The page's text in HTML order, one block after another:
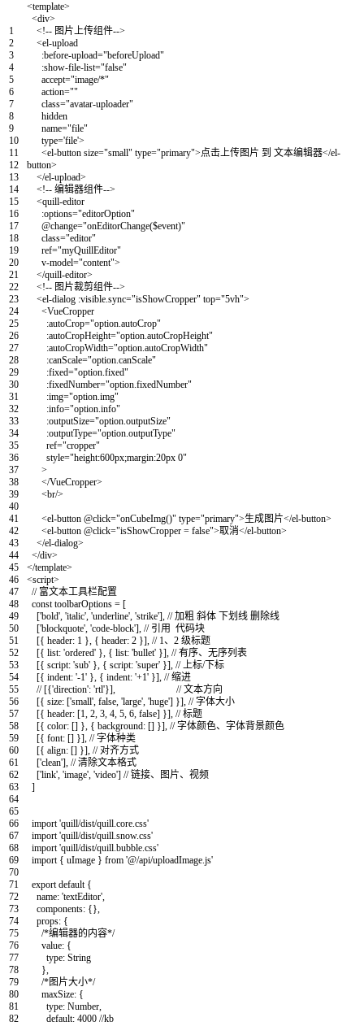
1
2
3
4
5
6
7
8
9
10
11
12
13
14
15
16
17
18
19
20
21
22
23
24
25
26
27
28
29
30
31
32
33
34
35
36
37
38
39
40
41
42
43
44
45
46
47
48
49
50
51
52
53
54
55
56
57
58
59
60
61
62
63
64
65
66
67
68
69
70
71
72
73
74
75
76
77
78
79
80
81
82
<template>
<div>
<!-- 图片上传组件-->
<el-upload
:before-upload="beforeUpload"
:show-file-list="false"
accept="image/*"
action=""
class="avatar-uploader"
hidden
name="file"
type='file'>
<el-button size="small" type="primary">点击上传图片 到 文本编辑器</el-
button>
</el-upload>
<!-- 编辑器组件-->
<quill-editor
:options="editorOption"
@change="onEditorChange($event)"
class="editor"
ref="myQuillEditor"
v-model="content">
</quill-editor>
<!-- 图片裁剪组件-->
<el-dialog :visible.sync="isShowCropper" top="5vh">
<VueCropper
:autoCrop="option.autoCrop"
:autoCropHeight="option.autoCropHeight"
:autoCropWidth="option.autoCropWidth"
:canScale="option.canScale"
:fixed="option.fixed"
:fixedNumber="option.fixedNumber"
:img="option.img"
:info="option.info"
:outputSize="option.outputSize"
:outputType="option.outputType"
ref="cropper"
style="height:600px;margin:20px 0"
>
</VueCropper>
<br/>
<el-button @click="onCubeImg()" type="primary">生成图片</el-button>
<el-button @click="isShowCropper = false">取消</el-button>
</el-dialog>
</div>
</template>
<script>
// 富文本工具栏配置
const toolbarOptions = [
['bold', 'italic', 'underline', 'strike'], // 加粗 斜体 下划线 删除线
['blockquote', 'code-block'], // 引用 代码块
[{ header: 1 }, { header: 2 }], // 1、2 级标题
[{ list: 'ordered' }, { list: 'bullet' }], // 有序、无序列表
[{ script: 'sub' }, { script: 'super' }], // 上标/下标
[{ indent: '-1' }, { indent: '+1' }], // 缩进
// [{'direction': 'rtl'}], // 文本方向
[{ size: ['small', false, 'large', 'huge'] }], // 字体大小
[{ header: [1, 2, 3, 4, 5, 6, false] }], // 标题
[{ color: [] }, { background: [] }], // 字体颜色、字体背景颜色
[{ font: [] }], // 字体种类
[{ align: [] }], // 对齐方式
['clean'], // 清除文本格式
['link', 'image', 'video'] // 链接、图片、视频
]
import 'quill/dist/quill.core.css'
import 'quill/dist/quill.snow.css'
import 'quill/dist/quill.bubble.css'
import { uImage } from '@/api/uploadImage.js'
export default {
name: 'textEditor',
components: {},
props: {
/*编辑器的内容*/
value: {
type: String
},
/*图片大小*/
maxSize: {
type: Number,
default: 4000 //kb